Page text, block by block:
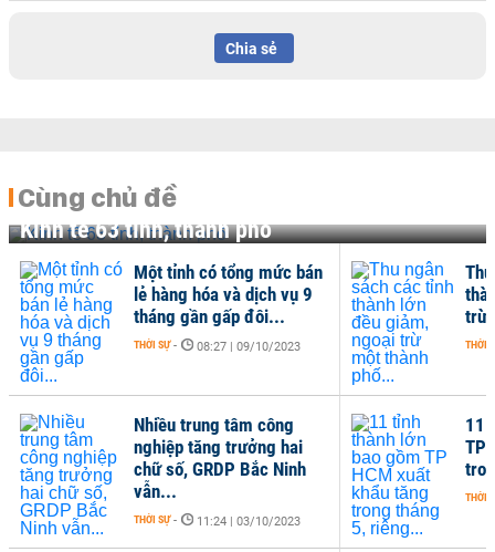
Chia sẻ
Cùng chủ đề
Kinh tế 63 tỉnh, thành phố
Một tỉnh có tổng mức bán
lẻ hàng hóa và dịch vụ 9
tháng gần gấp đôi...
THỜI SỰ - 08:27 | 09/10/2023
Nhiều trung tâm công
nghiệp tăng trưởng hai
chữ số, GRDP Bắc Ninh
vẫn...
THỜI SỰ - 11:24 | 03/10/2023
trừ
THỜI
11
TP
THỜI